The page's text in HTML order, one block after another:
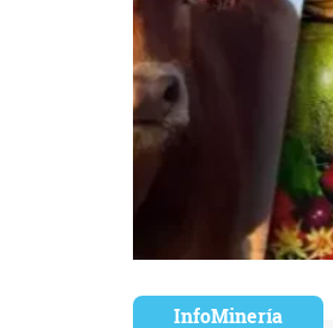
InfoMinería